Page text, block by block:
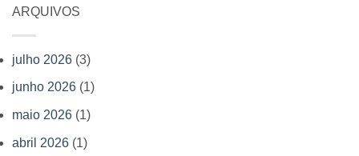
ARQUIVOS
julho 2026 (3)
junho 2026 (1)
maio 2026 (1)
abril 2026 (1)